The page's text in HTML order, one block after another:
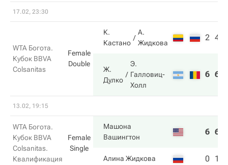
17.02, 23:30
WTA Богота.
Кубок BBVA
Colsanitas
Female
Double
К.
Кастано
А.
Жидкова
2 4
Ж.
Дулко
Э.
Галловиц-
Холл
6 6
13.02, 19:15
WTA Богота.
Кубок BBVA
Colsanitas.
Квалификация
Female
Single
Машона
Вашингтон
6 6
Алина Жидкова 0 1